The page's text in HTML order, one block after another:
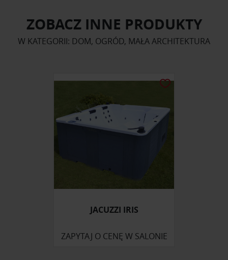
ZOBACZ INNE PRODUKTY
W KATEGORII: DOM, OGRÓD, MAŁA ARCHITEKTURA
JACUZZI IRIS
ZAPYTAJ O CENĘ W SALONIE